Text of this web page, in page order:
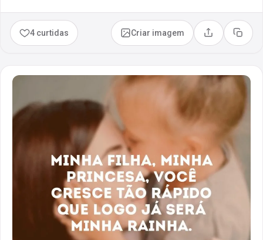
4 curtidas Criar imagem Compartilhar
Copiar